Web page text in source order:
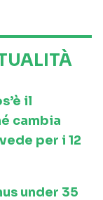
il
cambia
per i 12
under 35